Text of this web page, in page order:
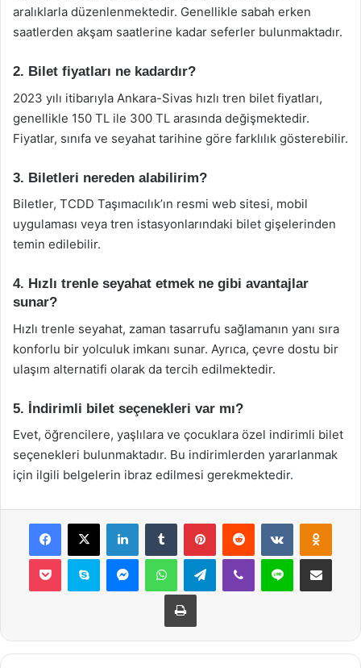
aralıklarla düzenlenmektedir. Genellikle sabah erken
saatlerden akşam saatlerine kadar seferler bulunmaktadır.
2. Bilet fiyatları ne kadardır?
2023 yılı itibarıyla Ankara-Sivas hızlı tren bilet fiyatları,
genellikle 150 TL ile 300 TL arasında değişmektedir.
Fiyatlar, sınıfa ve seyahat tarihine göre farklılık gösterebilir.
3. Biletleri nereden alabilirim?
Biletler, TCDD Taşımacılık’ın resmi web sitesi, mobil
uygulaması veya tren istasyonlarındaki bilet gişelerinden
temin edilebilir.
4. Hızlı trenle seyahat etmek ne gibi avantajlar
sunar?
Hızlı trenle seyahat, zaman tasarrufu sağlamanın yanı sıra
konforlu bir yolculuk imkanı sunar. Ayrıca, çevre dostu bir
ulaşım alternatifi olarak da tercih edilmektedir.
5. İndirimli bilet seçenekleri var mı?
Evet, öğrencilere, yaşlılara ve çocuklara özel indirimli bilet
seçenekleri bulunmaktadır. Bu indirimlerden yararlanmak
için ilgili belgelerin ibraz edilmesi gerekmektedir.
Facebook
X LinkedInTumblr PinterestReddit VKontakte
Pocket Skype MessengerWhatsAppTelegramViber Line E-Posta ile
Yazdır